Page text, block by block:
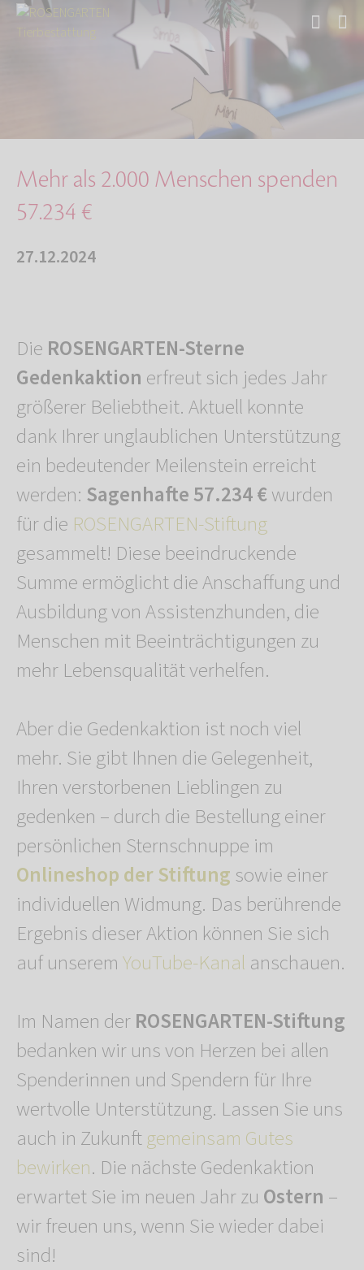
Aktuelles
Mehr als 2.000 Menschen spenden 57.234 €
Mehr als 2.000 Menschen spenden
57.234 €
27.12.2024
Die ROSENGARTEN-Sterne
Gedenkaktion erfreut sich jedes Jahr
größerer Beliebtheit. Aktuell konnte
dank Ihrer unglaublichen Unterstützung
ein bedeutender Meilenstein erreicht
werden: Sagenhafte 57.234 €wurden
für die ROSENGARTEN-Stiftung
gesammelt! Diese beeindruckende
Summe ermöglicht die Anschaffung und
Ausbildung von Assistenzhunden, die
Menschen mit Beeinträchtigungen zu
mehr Lebensqualität verhelfen.
Aber die Gedenkaktion ist noch viel
mehr. Sie gibt Ihnen die Gelegenheit,
Ihren verstorbenen Lieblingen zu
gedenken – durch die Bestellung einer
persönlichen Sternschnuppe im
Onlineshop der Stiftungsowie einer
individuellen Widmung. Das berührende
Ergebnis dieser Aktion können Sie sich
auf unseremYouTube-Kanal anschauen.
Im Namen derROSENGARTEN-Stiftung
bedanken wir uns von Herzen bei allen
Spenderinnen und Spendern für Ihre
wertvolle Unterstützung. Lassen Sie uns
auch in Zukunftgemeinsam Gutes
bewirken. Die nächste Gedenkaktion
erwartet Sie im neuen Jahr zu Ostern –
wir freuen uns, wenn Sie wieder dabei
sind!